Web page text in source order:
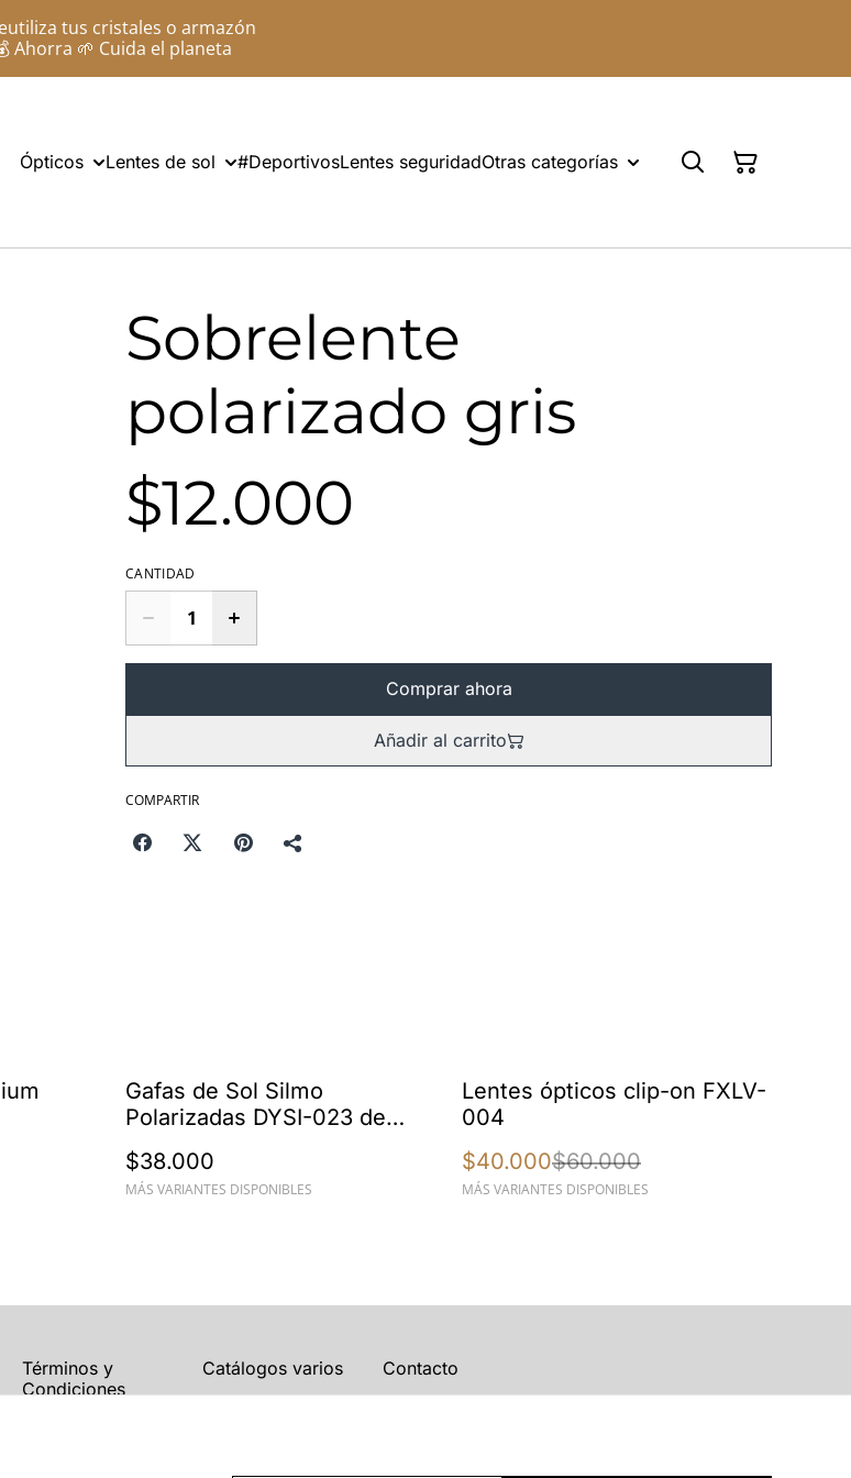
tus cristales o armazón
Ahorra 🌱 Cuida el planeta
Ópticos Lentes de sol #DeportivosLentes seguridadOtras categorías
Sobrelente
polarizado gris
$12.000
CANTIDAD
Comprar ahora
Añadir al carrito
COMPARTIR
Gafas de Sol Silmo
Polarizadas DYSI-023 de
Acetato
$38.000
MÁS VARIANTES DISPONIBLES
%
Lentes ópticos clip-on FXLV-
004
$40.000$60.000
MÁS VARIANTES DISPONIBLES
Términos y
Condiciones
Catálogos varios Contacto